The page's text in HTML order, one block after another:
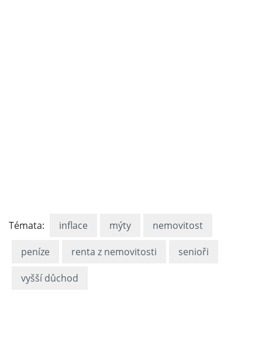
Témata: inflace mýty nemovitost
peníze renta z nemovitosti senioři
vyšší důchod